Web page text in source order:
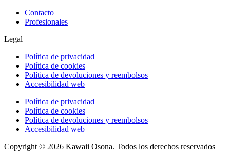
Contacto
Profesionales
Legal
Política de privacidad
Política de cookies
Política de devoluciones y reembolsos
Accesibilidad web
Política de privacidad
Política de cookies
Política de devoluciones y reembolsos
Accesibilidad web
Copyright © 2026 Kawaii Osona. Todos los derechos reservados